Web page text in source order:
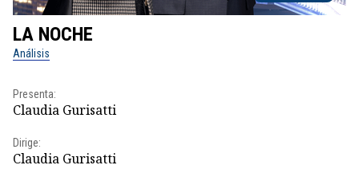
LA NOCHE
Análisis
Presenta:
Claudia Gurisatti
Dirige:
Claudia Gurisatti